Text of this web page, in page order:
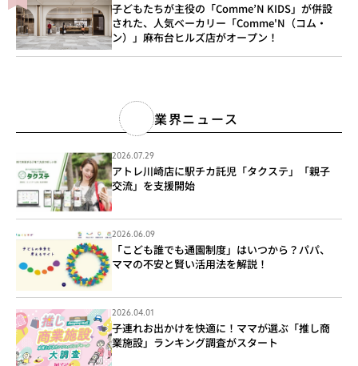
子どもたちが主役の「Comme’N KIDS」が併設
された、人気ベーカリー「Comme'N（コム・
ン）」麻布台ヒルズ店がオープン！
業界ニュース
2026.07.29
アトレ川崎店に駅チカ託児「タクステ」「親子
交流」を支援開始
2026.06.09
「こども誰でも通園制度」はいつから？パパ、
ママの不安と賢い活用法を解説！
2026.04.01
子連れお出かけを快適に！ママが選ぶ「推し商
業施設」ランキング調査がスタート